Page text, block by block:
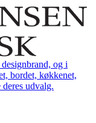
og i
bordet, køkkenet,
udvalg.